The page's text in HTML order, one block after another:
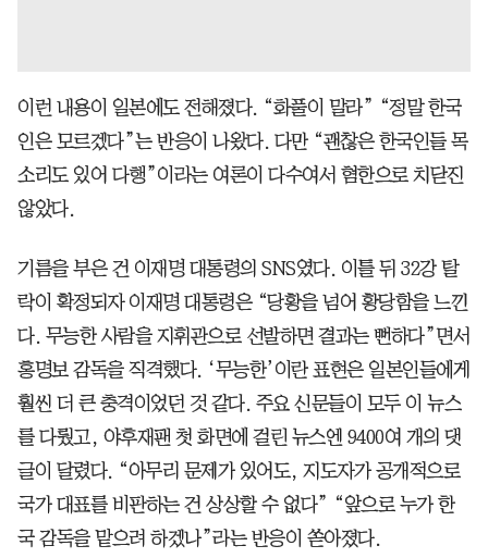
이런 내용이 일본에도 전해졌다. “화풀이 말라” “정말 한국
인은 모르겠다”는 반응이 나왔다. 다만 “괜찮은 한국인들 목
소리도 있어 다행”이라는 여론이 다수여서 혐한으로 치닫진
않았다.
기름을 부은 건 이재명 대통령의 SNS였다. 이틀 뒤 32강 탈
락이 확정되자 이재명 대통령은 “당황을 넘어 황당함을 느낀
다. 무능한 사람을 지휘관으로 선발하면 결과는 뻔하다”면서
홍명보 감독을 직격했다. ‘무능한’이란 표현은 일본인들에게
훨씬 더 큰 충격이었던 것 같다. 주요 신문들이 모두 이 뉴스
를 다뤘고, 야후재팬 첫 화면에 걸린 뉴스엔 9400여 개의 댓
글이 달렸다. “아무리 문제가 있어도, 지도자가 공개적으로
국가 대표를 비판하는 건 상상할 수 없다” “앞으로 누가 한
국 감독을 맡으려 하겠나”라는 반응이 쏟아졌다.